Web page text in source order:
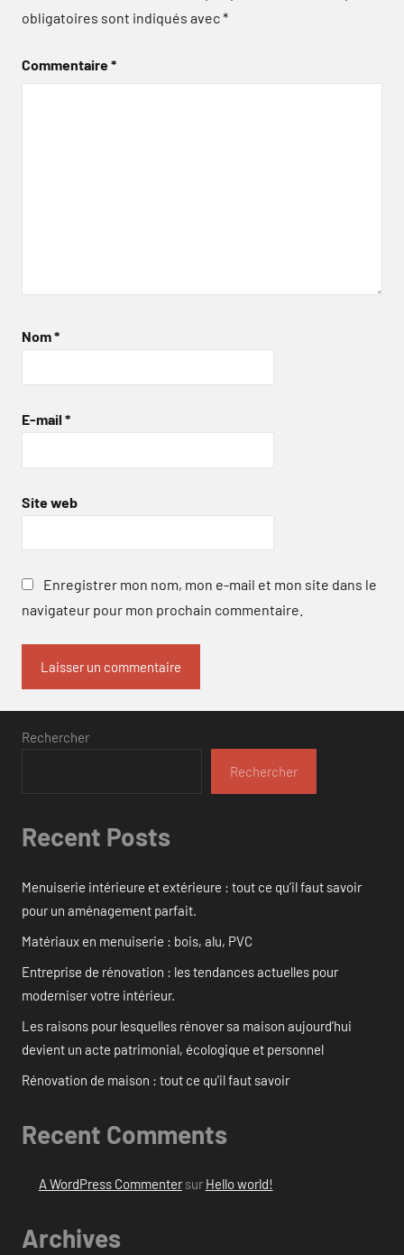
obligatoires sont indiqués avec*
Commentaire*
Nom*
E-mail *
Site web
Enregistrer mon nom, mon e-mail et mon site dans le
navigateur pour mon prochain commentaire.
Rechercher
Rechercher
Recent Posts
Menuiserie intérieure et extérieure : tout ce qu’il faut savoir
pour un aménagement parfait.
Matériaux en menuiserie : bois, alu, PVC
Entreprise de rénovation : les tendances actuelles pour
moderniser votre intérieur.
Les raisons pour lesquelles rénover sa maison aujourd’hui
devient un acte patrimonial, écologique et personnel
Rénovation de maison : tout ce qu’il faut savoir
Recent Comments
A WordPress Commentersur Hello world!
Archives